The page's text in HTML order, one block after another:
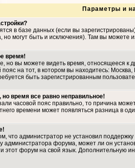
Параметры и
в базе данных (если вы
но могут быть и исключения). Там вы можете
время!
но вы можете видеть время, относящееся к
на тот, в котором вы находитесь:
быть зарегистрированным
время все равно неправильное!
часовой пояс правильно, то причина
времени может появляться разница в
что администратор не установил
администратора форума, может ли он
этот форум на свой язык. Дополнительную